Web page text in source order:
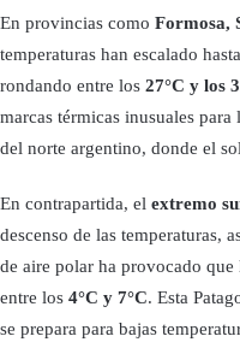
En provincias como Formosa,
temperaturas han escalado
rondando entre los 27°C y los
marcas térmicas inusuales
del norte argentino, donde el
En contrapartida, el extremo
descenso de las temperaturas,
de aire polar ha provocado que
entre los 4°C y 7°C. Esta
se prepara para bajas